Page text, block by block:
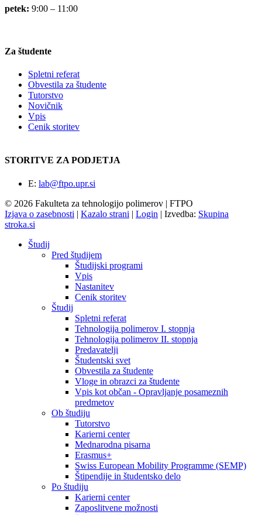
petek: 9:00 – 11:00
Za študente
Spletni referat
Obvestila za študente
Tutorstvo
Novičnik
Vpis
Cenik storitev
STORITVE ZA PODJETJA
E: lab@ftpo.upr.si
© 2026 Fakulteta za tehnologijo polimerov | FTPO
Izjava o zasebnosti | Kazalo strani | Login | Izvedba: Skupina
stroka.si
Študij
Pred študijem
Študijski programi
Vpis
Nastanitev
Cenik storitev
Študij
Spletni referat
Tehnologija polimerov I. stopnja
Tehnologija polimerov II. stopnja
Predavatelji
Študentski svet
Obvestila za študente
Vloge in obrazci za študente
Vpis kot občan - Opravljanje posameznih
predmetov
Ob študiju
Tutorstvo
Karierni center
Mednarodna pisarna
Erasmus+
Swiss European Mobility Programme (SEMP)
Štipendije in študentsko delo
Po študiju
Karierni center
Zaposlitvene možnosti